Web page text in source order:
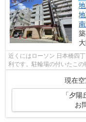
近くにはローソン 日本橋四
利です。駐輪場の付いたこの
ょうか。衣類をたくさん収納
現在空
「夕
お